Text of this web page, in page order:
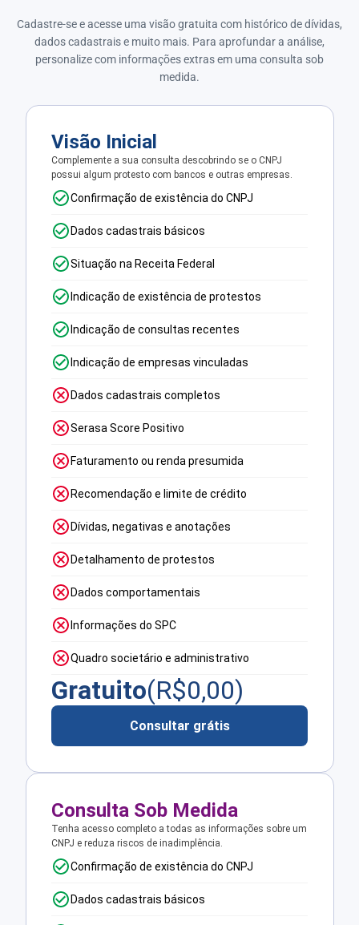
Cadastre-se e acesse uma visão gratuita com histórico de dívidas,
dados cadastrais e muito mais. Para aprofundar a análise,
personalize com informações extras em uma consulta sob
medida.
Visão Inicial
Complemente a sua consulta descobrindo se o CNPJ
possui algum protesto com bancos e outras empresas.
Confirmação de existência do CNPJ
Dados cadastrais básicos
Situação na Receita Federal
Indicação de existência de protestos
Indicação de consultas recentes
Indicação de empresas vinculadas
Dados cadastrais completos
Serasa Score Positivo
Faturamento ou renda presumida
Recomendação e limite de crédito
Dívidas, negativas e anotações
Detalhamento de protestos
Dados comportamentais
Informações do SPC
Quadro societário e administrativo
Gratuito(R$0,00)
Consultar grátis
Consulta Sob Medida
Tenha acesso completo a todas as informações sobre um
CNPJ e reduza riscos de inadimplência.
Confirmação de existência do CNPJ
Dados cadastrais básicos